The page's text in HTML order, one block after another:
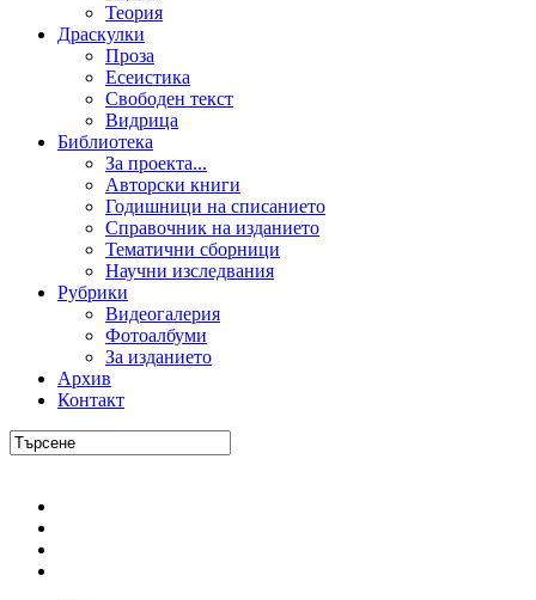
Теория
Драскулки
Проза
Есеистика
Свободен текст
Видрица
Библиотека
За проекта...
Авторски книги
Годишници на списанието
Справочник на изданието
Тематични сборници
Научни изследвания
Рубрики
Видеогалерия
Фотоалбуми
За изданието
Архив
Контакт